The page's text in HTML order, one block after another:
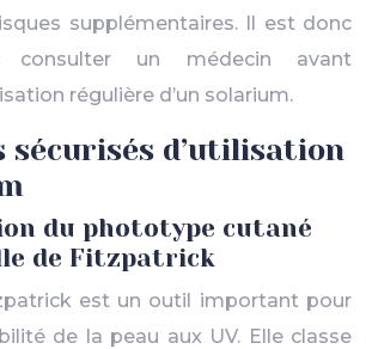
supplémentaires. Il est donc
consulter un médecin avant
régulière d’un solarium.
sécurisés d’utilisation
du phototype cutané
de Fitzpatrick
est un outil important pour
de la peau aux UV. Elle classe